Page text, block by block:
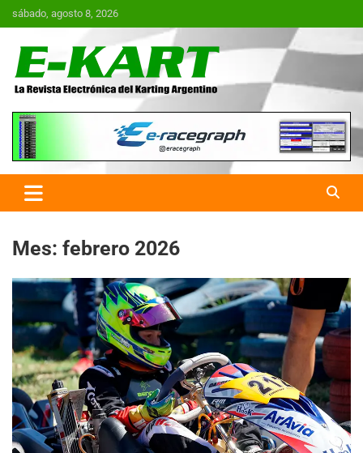
Saltar
al
sábado, agosto 8, 2026
E-Kart.com.ar | La Revista
Electrónica del Karting en
Argentina
Mes: febrero 2026